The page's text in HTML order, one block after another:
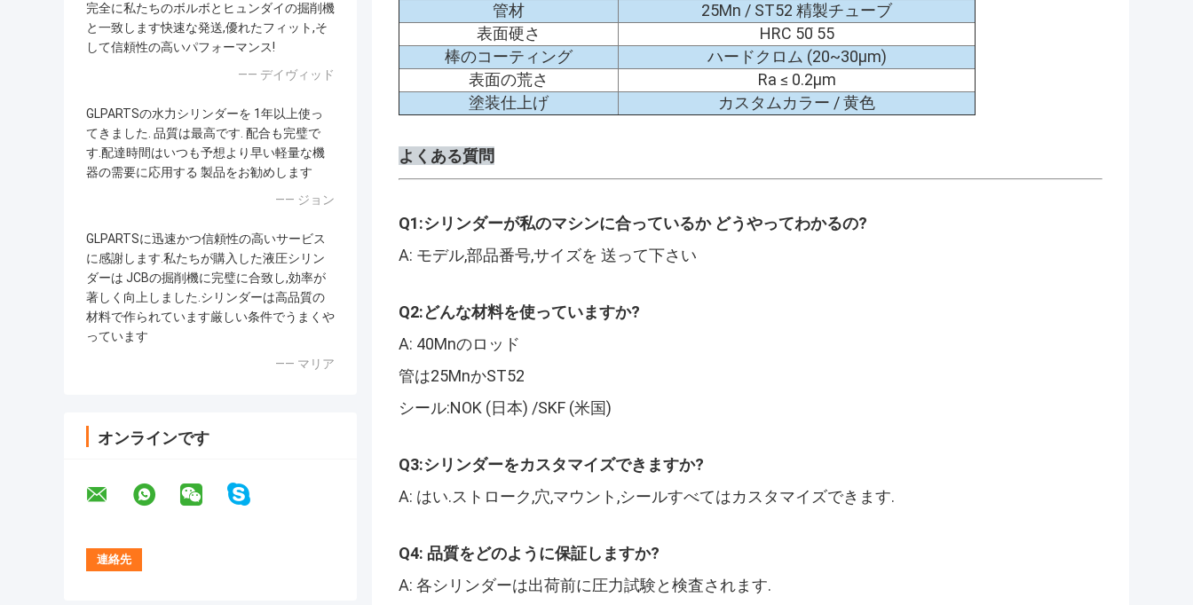
完全に私たちのボルボとヒュンダイの掘削機
と一致します快速な発送,優れたフィット,そ
して信頼性の高いパフォーマンス!
—— デイヴィッド
GLPARTSの水力シリンダーを 1年以上使っ
てきました. 品質は最高です. 配合も完璧で
す.配達時間はいつも予想より早い軽量な機
器の需要に応用する 製品をお勧めします
—— ジョン
GLPARTSに迅速かつ信頼性の高いサービス
に感謝します.私たちが購入した液圧シリン
ダーは JCBの掘削機に完璧に合致し,効率が
著しく向上しました.シリンダーは高品質の
材料で作られています厳しい条件でうまくや
っています
—— マリア
オンラインです
管材
25Mn / ST52 精製チューブ
表面硬さ
HRC 50 ̇55
棒のコーティング
ハードクロム (20~30μm)
表面の荒さ
Ra ≤ 0.2μm
塗装仕上げ
カスタムカラー / 黄色
よくある質問
Q1:シリンダーが私のマシンに合っているか どうやってわかるの?
A: モデル,部品番号,サイズを 送って下さい
Q2:どんな材料を使っていますか?
A: 40Mnのロッド
管は25MnかST52
シール:NOK (日本) /SKF (米国)
Q3:シリンダーをカスタマイズできますか?
A: はい.ストローク,穴,マウント,シールすべてはカスタマイズできます.
Q4: 品質をどのように保証しますか?
A: 各シリンダーは出荷前に圧力試験と検査されます.